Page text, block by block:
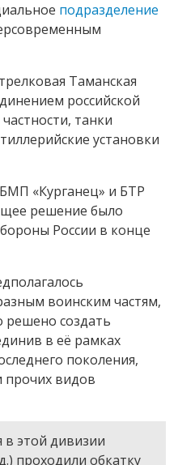
подразделение
Таманская
российской
танки
установки
«Курганец» и БТР
решение было
России в конце
воинским частям,
решено создать
в её рамках
поколения,
прочих видов
в этой дивизии
проходили обкатку